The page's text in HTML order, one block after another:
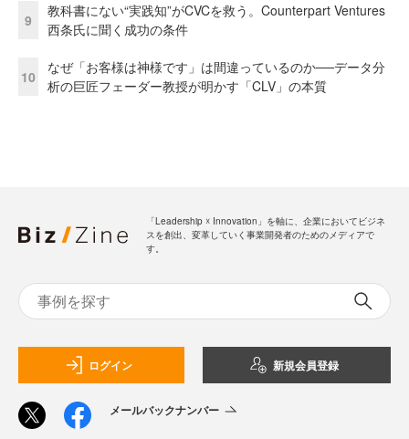
9
教科書にない“実践知”がCVCを救う。Counterpart Ventures
西条氏に聞く成功の条件
10
なぜ「お客様は神様です」は間違っているのか──データ分
析の巨匠フェーダー教授が明かす「CLV」の本質
「Leadership ☓ Innovation」を軸に、企業においてビジネ
スを創出、変革していく事業開発者のためのメディアで
す。
ログイン 新規会員登録
メールバックナンバー